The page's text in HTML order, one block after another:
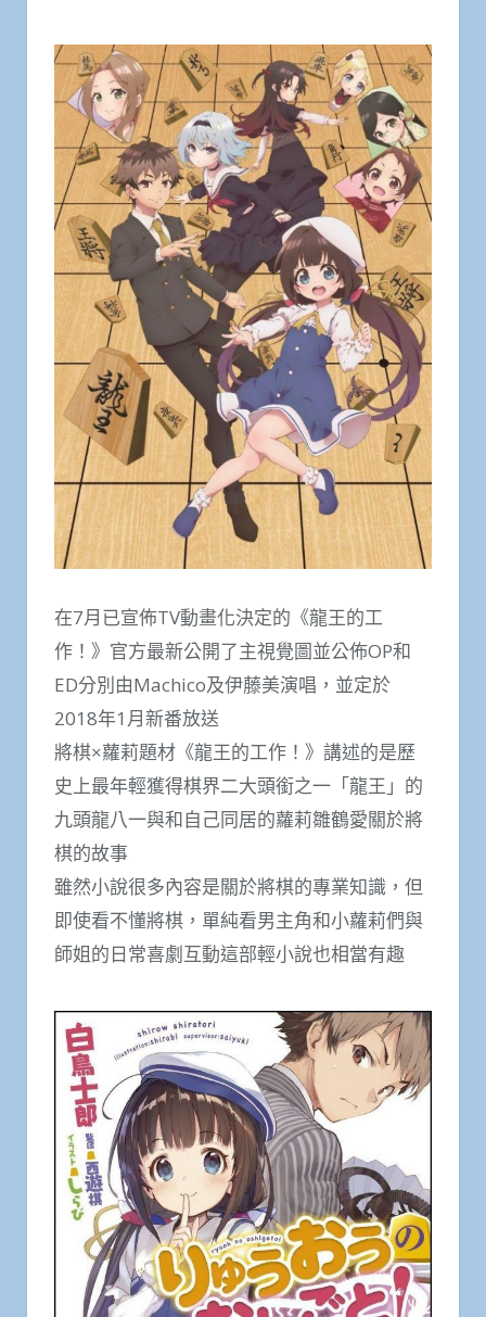
在7月已宣佈TV動畫化決定的《龍王的工
作！》官方最新公開了主視覺圖並公佈OP和
ED分別由Machico及伊藤美演唱，並定於
2018年1月新番放送
將棋×蘿莉題材《龍王的工作！》講述的是歷
史上最年輕獲得棋界二大頭銜之一「龍王」的
九頭龍八一與和自己同居的蘿莉雛鶴愛關於將
棋的故事
雖然小說很多內容是關於將棋的專業知識，但
即使看不懂將棋，單純看男主角和小蘿莉們與
師姐的日常喜劇互動這部輕小說也相當有趣